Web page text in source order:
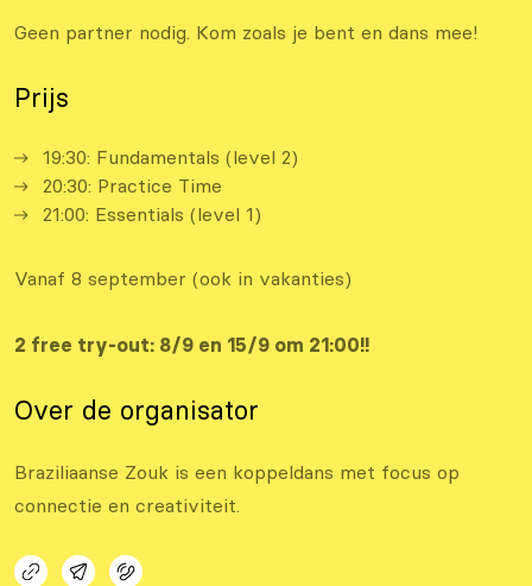
Geen partner nodig. Kom zoals je bent en dans mee!
Prijs
19:30: Fundamentals (level 2)
20:30: Practice Time
21:00: Essentials (level 1)
Vanaf 8 september (ook in vakanties)
2 free try-out: 8/9 en 15/9 om 21:00!!
Over de organisator
Braziliaanse Zouk is een koppeldans met focus op
connectie en creativiteit.